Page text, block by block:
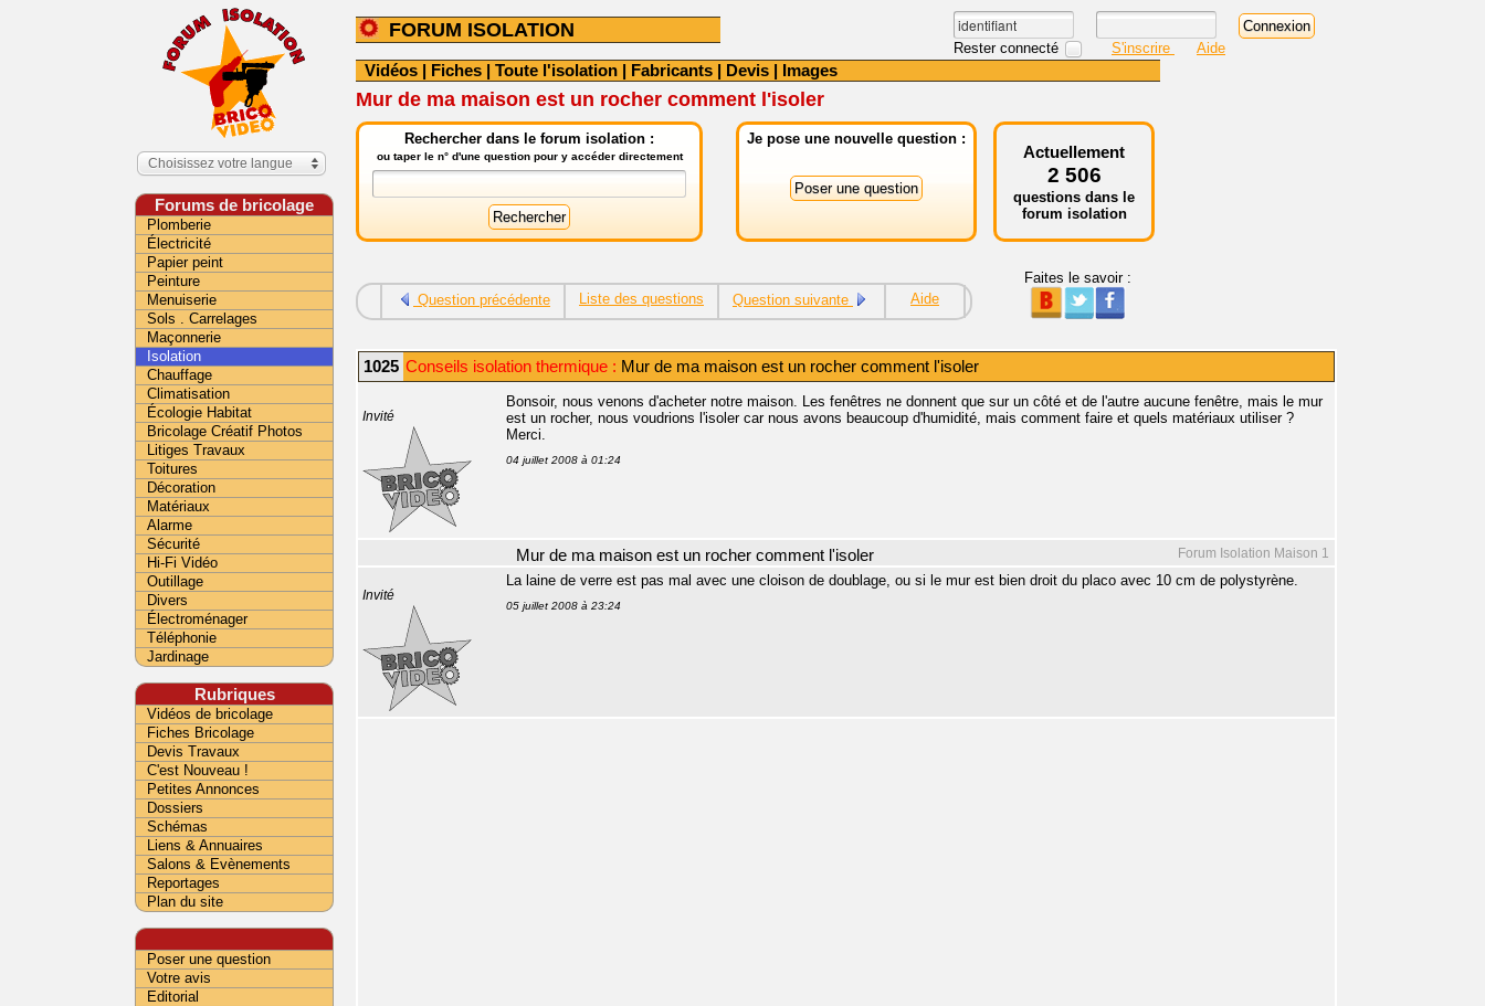
FORUM ISOLATION
Rester connecté S'inscrire Aide
Vidéos | Fiches | Toute l'isolation | Fabricants | Devis | Images
Mur de ma maison est un rocher comment l'isoler
Rechercher dans le forum isolation :
ou taper le n° d'une question pour y accéder directement
Je pose une nouvelle question :
Actuellement
2 506
questions dans le
forum isolation
Question précédente Liste des questions Question suivante Aide
Faites le savoir :
1025 Conseils isolation thermique : Mur de ma maison est un rocher comment l'isoler
Invité
Bonsoir, nous venons d'acheter notre maison. Les fenêtres ne donnent que sur un côté et de l'autre aucune fenêtre, mais le mur
est un rocher, nous voudrions l'isoler car nous avons beaucoup d'humidité, mais comment faire et quels matériaux utiliser ?
Merci.
04 juillet 2008 à 01:24
Forum Isolation Maison 1
Mur de ma maison est un rocher comment l'isoler
Invité
La laine de verre est pas mal avec une cloison de doublage, ou si le mur est bien droit du placo avec 10 cm de polystyrène.
05 juillet 2008 à 23:24
Choisissez votre langue
Forums de bricolage
Plomberie
Électricité
Papier peint
Peinture
Menuiserie
Sols . Carrelages
Maçonnerie
Isolation
Chauffage
Climatisation
Écologie Habitat
Bricolage Créatif Photos
Litiges Travaux
Toitures
Décoration
Matériaux
Alarme
Sécurité
Hi-Fi Vidéo
Outillage
Divers
Électroménager
Téléphonie
Jardinage
Rubriques
Vidéos de bricolage
Fiches Bricolage
Devis Travaux
C'est Nouveau !
Petites Annonces
Dossiers
Schémas
Liens & Annuaires
Salons & Evènements
Reportages
Plan du site
Poser une question
Votre avis
Editorial